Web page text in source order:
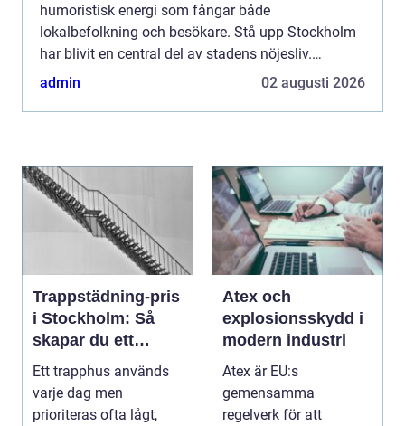
humoristisk energi som fångar både
lokalbefolkning och besökare. Stå upp Stockholm
har blivit en central del av stadens nöjesliv.
Comedy-klubbar här lockar med sina m&arin...
admin 02 augusti 2026
Trappstädning-pris
i Stockholm: Så
skapar du ett
tryggt och trivsamt
trapphus
Ett trapphus används
varje dag men
prioriteras ofta lågt,
Atex och
explosionsskydd i
modern industri
Atex är EU:s
gemensamma
regelverk för att